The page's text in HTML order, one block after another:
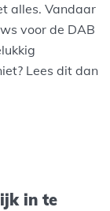
alles. Vandaar
voor de DAB
Lees dit dan
in te